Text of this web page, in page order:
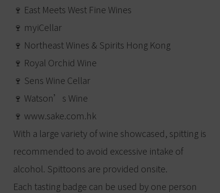
🍷 East Meets West Fine Wines
🍷 myiCellar
🍷 Northeast Wines & Spirits Hong Kong
🍷 Royal Orchid Wine
🍷 Sens Wine Cellar
🍷 Watson’s Wine
🍷 www.sake.com.hk
With a large variety of wine showcased, spitting is
recommended to avoid excessive intake of
alcohol. Spittoons are provided onsite.
Each tasting badge can be used by one person